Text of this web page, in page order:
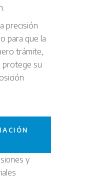
precisión
para que la
trámite,
protege su